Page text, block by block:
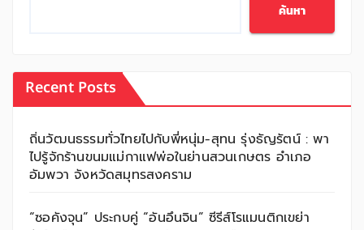
ค้นหา
Recent Posts
ถิ่นวัฒนธรรมทั่วไทยไปกับพี่หนุ่ม-สุทน รุ่งธัญรัตน์ : พา
ไปรู้จักร้านขนมแม่กาแฟพ่อในย่านสวนเกษตร อำเภอ
อัมพวา จังหวัดสมุทรสงคราม
“ซอคังจุน” ประกบคู่ “อันอึนจิน” ซีรีส์โรแมนติกเขย่า